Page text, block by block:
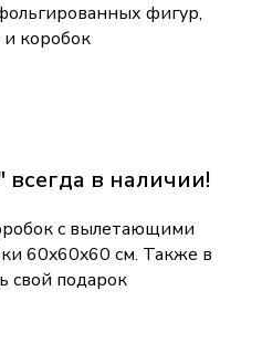
фигур,
коробок
в наличии!
с вылетающими
60x60x60 см. Также в
свой подарок